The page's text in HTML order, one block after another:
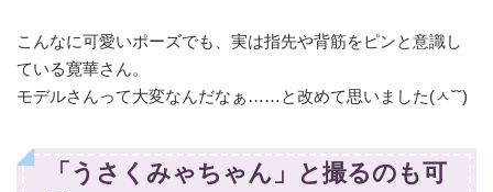
こんなに可愛いポーズでも、実は指先や背筋をピンと意識し
ている寛華さん。
モデルさんって大変なんだなぁ……と改めて思いました(ㅅ˘˘)
「うさくみゃちゃん」と撮るのも可